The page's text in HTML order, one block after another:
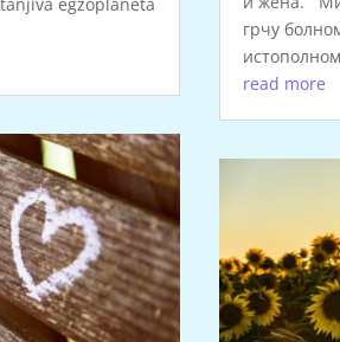
грчу
read more